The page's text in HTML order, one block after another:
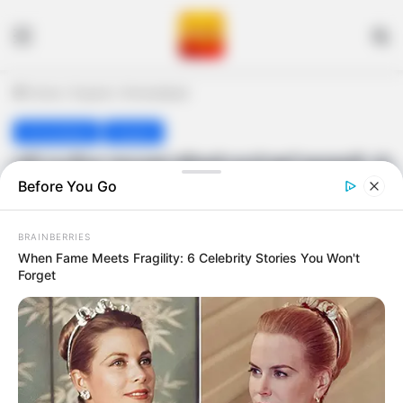
પતિ પત્નીના ઝઘડામાં પરિવારો વચ્ચે થઈ મારામારી, તો
પોલીસની કામગીરી પર પણ ઉઠ્યા સવાલ
Before You Go
BRAINBERRIES
When Fame Meets Fragility: 6 Celebrity Stories You Won't
Forget